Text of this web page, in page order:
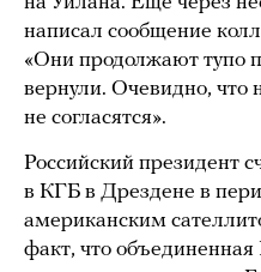
написал сообщение
«Они продолжают тупо
вернули. Очевидно, что
не согласятся».
Российский президент
в КГБ в Дрездене в
американским
факт, что